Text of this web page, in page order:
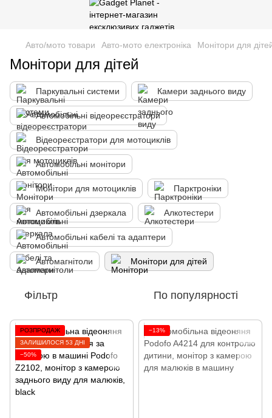
Авто/мото товари Авто-мото електроніка Монітори для
Монітори для дітей
Паркувальні системи Камери заднього виду
Автомобільні відеореєстратори
Відеореєстратори для мотоциклів
Автомобільні монітори
Монітори для мотоциклів Парктроніки
Автомобільні дзеркала Алкотестери
Автомобільні кабелі та адаптери
Автомагнітоли Монітори для дітей
Фільтр По популярності
РОЗПРОДАЖ
ЗАЛИШИЛОСЯ 53 ДНІ
−50%
−13%